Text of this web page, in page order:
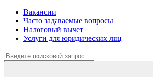
Вакансии
Часто задаваемые вопросы
Налоговый вычет
Услуги для юридических лиц